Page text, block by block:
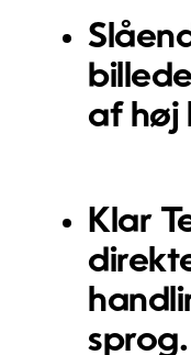
af høj
Klar
sprog.